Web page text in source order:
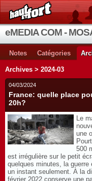
eMEDIA COM -
Notes Catégories
Archives > 2024-03
04/03/2024
France: quelle place
20h?
Le
une
500
est irrégulière sur le petit
quelques minutes, la
un instant seulement. À la
février 2022 conserve une